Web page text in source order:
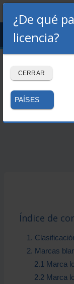
LOGIN
Volver al temario
ÍNDICE DE
Índice de
1.
2. Marcas
2.1 Marca
2.2 Marca
¿De qué
licencia?
CERRAR
PAÍSES